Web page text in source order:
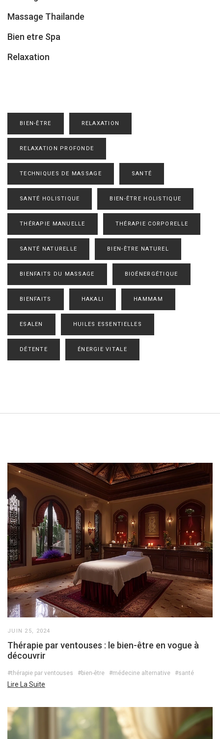
Massage Thailande
Bien etre Spa
Relaxation
BIEN-ÊTRE RELAXATION
RELAXATION PROFONDE
TECHNIQUES DE MASSAGE SANTÉ
SANTÉ HOLISTIQUE BIEN-ÊTRE HOLISTIQUE
THÉRAPIE MANUELLE THÉRAPIE CORPORELLE
SANTÉ NATURELLE BIEN-ÊTRE NATUREL
BIENFAITS DU MASSAGE BIOÉNERGÉTIQUE
BIENFAITS HAKALI HAMMAM
ESALEN HUILES ESSENTIELLES
DÉTENTE ÉNERGIE VITALE
JUIN 25, 2024
Thérapie par ventouses : le bien-être en vogue à
découvrir
#thérapie par ventouses #bien-être #médecine alternative #santé
Lire La Suite